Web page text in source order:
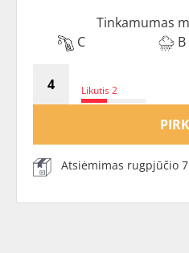
Tinkamumas
C
B
Likutis 2
Atsiėmimas rugpjūčio